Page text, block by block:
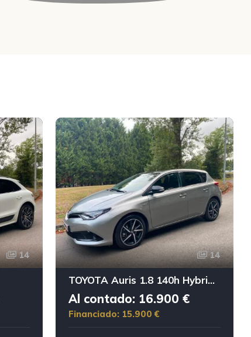
14 14
TOYOTA Auris 1.8 140h Hybrid Feel
Al contado: 16.900 €
Financiado: 15.900 €